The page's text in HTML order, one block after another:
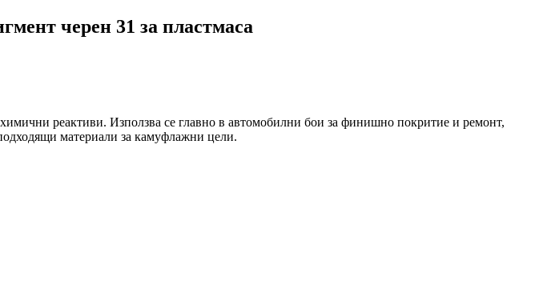
черен 31 за пластмаса
реактиви. Използва се главно в автомобилни бои за финишно покритие и ремонт,
материали за камуфлажни цели.